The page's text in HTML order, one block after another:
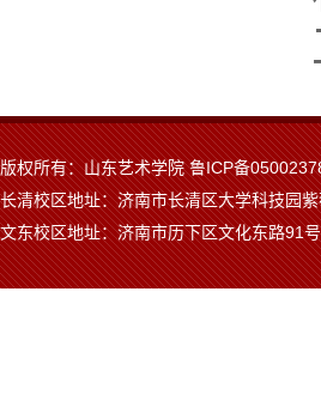
版权所有：山东艺术学院 鲁ICP备
长清校区地址：济南市长清区大学科技园
文东校区地址：济南市历下区文化东路91